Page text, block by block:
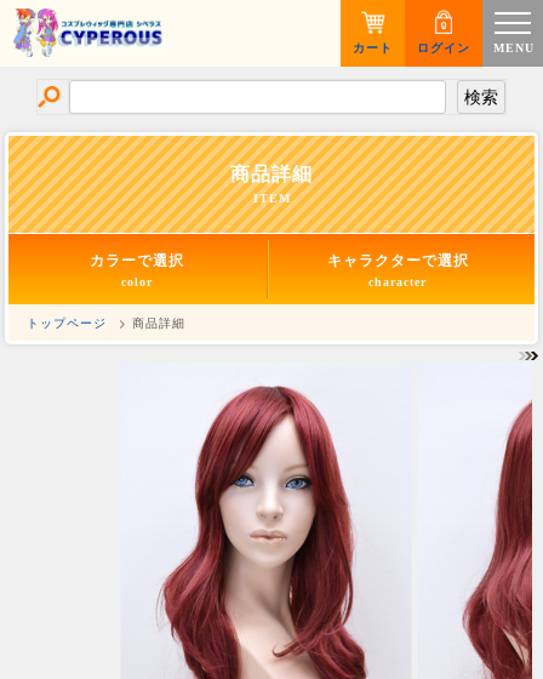
MENU
ログイン
カート
商品詳細
ITEM
カラーで選択
color
キャラクターで選択
character
トップページ > 商品詳細